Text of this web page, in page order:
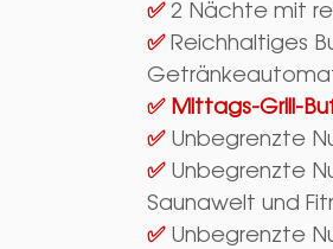
✅ 2 Nächte mit
✅ Reichhaltiges
✅ Mittags-Grill-
✅ Unbegrenzte
✅ Unbegrenzte
Saunawelt und
✅ Unbegrenzte